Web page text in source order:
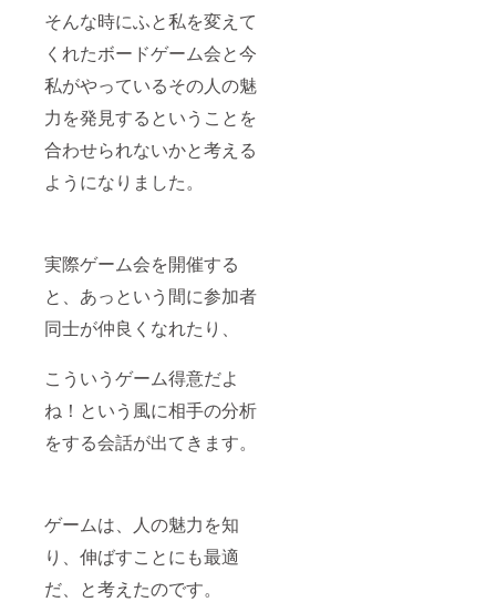
そんな時にふと私を変えて
くれたボードゲーム会と今
私がやっているその人の魅
力を発見するということを
合わせられないかと考える
ようになりました。
実際ゲーム会を開催する
と、あっという間に参加者
同士が仲良くなれたり、
こういうゲーム得意だよ
ね！という風に相手の分析
をする会話が出てきます。
ゲームは、人の魅力を知
り、伸ばすことにも最適
だ、と考えたのです。